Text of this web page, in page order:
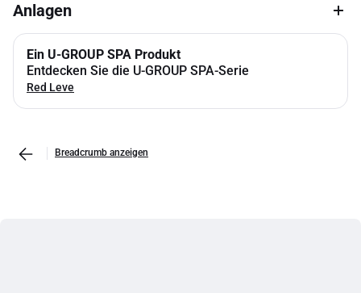
Anlagen
Ein U-GROUP SPA Produkt
Entdecken Sie die U-GROUP SPA-Serie
Red Leve
Breadcrumb anzeigen